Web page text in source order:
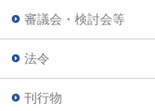
審議会・検討会等
法令
刊行物